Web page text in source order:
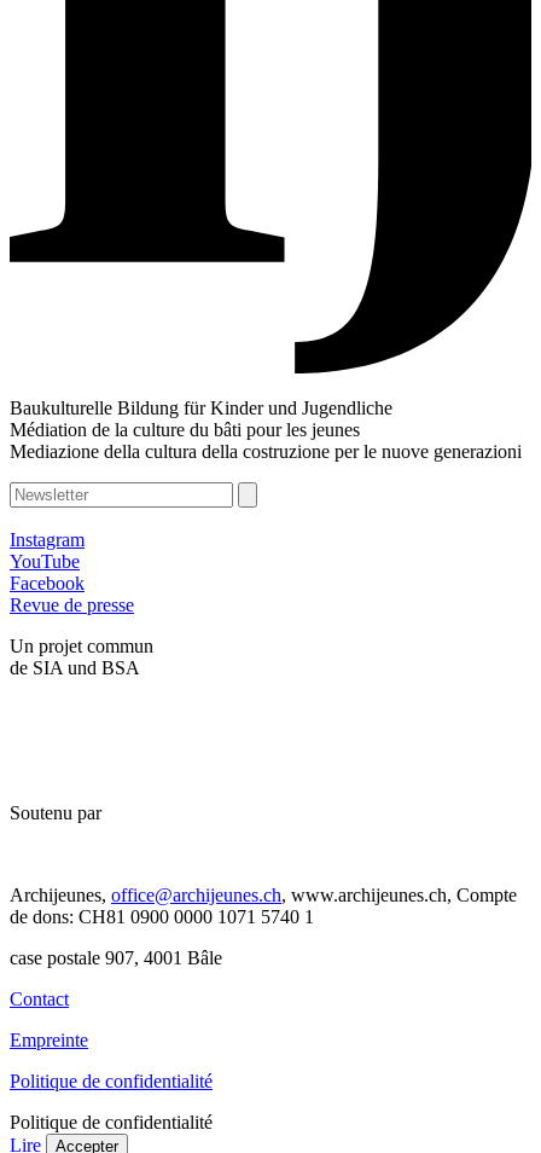
Baukulturelle Bildung für Kinder und Jugendliche
Médiation de la culture du bâti pour les jeunes
Mediazione della cultura della costruzione per le nuove generazioni
Instagram
YouTube
Facebook
Revue de presse
Un projet commun
de SIA und BSA
Soutenu par
Archijeunes, office@archijeunes.ch, www.archijeunes.ch, Compte
de dons: CH81 0900 0000 1071 5740 1
case postale 907, 4001 Bâle
Contact
Empreinte
Politique de confidentialité
Politique de confidentialité
Lire
Accepter